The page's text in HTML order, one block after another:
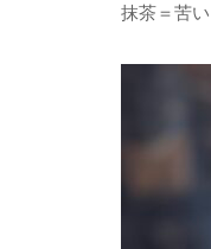
抹茶＝苦